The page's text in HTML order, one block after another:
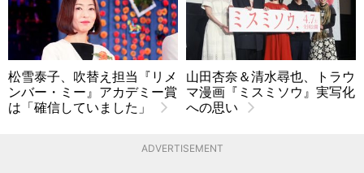
松雪泰子、吹替え担当『リメ
ンバー・ミー』アカデミー賞
は「確信していました」
山田杏奈＆清水尋也、トラウ
マ漫画『ミスミソウ』実写化
への思い
ADVERTISEMENT